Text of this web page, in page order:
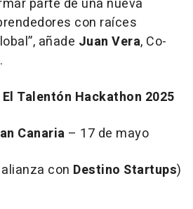
parte de una nueva
con raíces
añade Juan Vera, Co-
Talentón Hackathon 2025
Canaria – 17 de mayo
con Destino Startups)